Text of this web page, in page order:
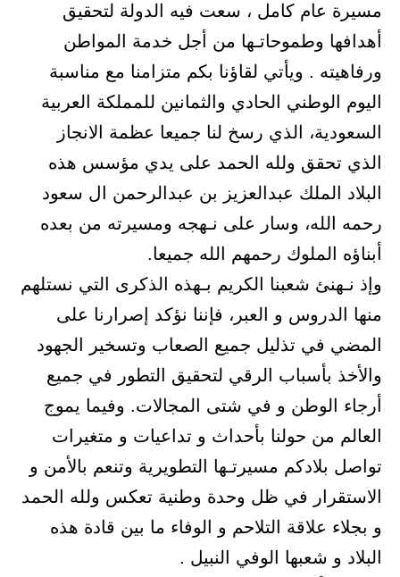
مسيرة عام كامل ، سعت فيه الدولة لتحقيق
أهدافها وطموحاتـها من أجل خدمة المواطن
ورفاهيته . ويأتي لقاؤنا بكم متزامنا مع مناسبة
اليوم الوطني الحادي والثمانين للمملكة العربية
السعودية، الذي رسخ لنا جميعا عظمة الانجاز
الذي تحقق ولله الحمد على يدي مؤسس هذه
البلاد الملك عبدالعزيز بن عبدالرحمن ال سعود
رحمه الله، وسار على نـهجه ومسيرته من بعده
أبناؤه الملوك رحمهم الله جميعا.
وإذ نـهنئ شعبنا الكريم بـهذه الذكرى التي نستلهم
منها الدروس و العبر، فإننا نؤكد إصرارنا على
المضي في تذليل جميع الصعاب وتسخير الجهود
والأخذ بأسباب الرقي لتحقيق التطور في جميع
أرجاء الوطن و في شتى المجالات. وفيما يموج
العالم من حولنا بأحداث و تداعيات و متغيرات
تواصل بلادكم مسيرتـها التطويرية وتنعم بالأمن و
الاستقرار في ظل وحدة وطنية تعكس ولله الحمد
و بجلاء علاقة التلاحم و الوفاء ما بين قادة هذه
البلاد و شعبها الوفي النبيل .